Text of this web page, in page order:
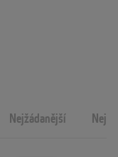
Nejžádanější